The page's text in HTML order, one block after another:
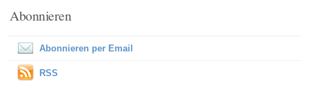
Abonnieren
Abonnieren per Email
RSS